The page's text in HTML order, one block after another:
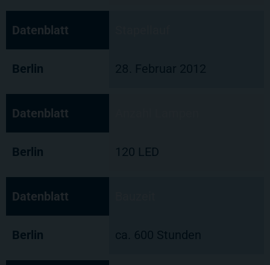
Datenblatt
Berlin 28. Februar 2012
Datenblatt
Berlin 120 LED
Datenblatt
Berlin ca. 600 Stunden